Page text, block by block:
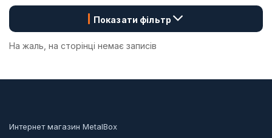
Показати фільтр
На жаль, на сторінці немає записів
Интернет магазин MetalBox